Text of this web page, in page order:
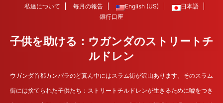
私達について
毎月の報告 English (US)
日本語
銀行口座
子供を助ける：ウガンダのストリートチ
ルドレン
ウガンダ首都カンパラのど真ん中にはスラム街が沢山あります。そのスラム
街には捨てられた子供たち：ストリートチルドレンが生きるために嘘をつき